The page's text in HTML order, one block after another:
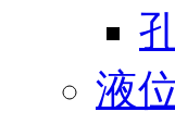
液